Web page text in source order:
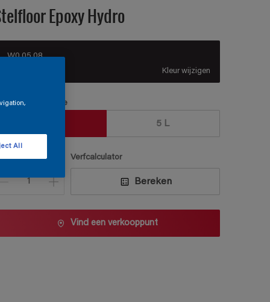
Epoxy Hydro
W0.05.08
Kleur wijzigen
5 L
Verfcalculator
Bereken
Vind een verkooppunt
All